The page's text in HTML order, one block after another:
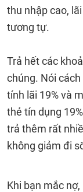
thu nhập cao,
tương tự.
Trả hết các
chúng. Nói
tính lãi 19% và
thẻ tín dụng
trả thêm rất
không giảm đi
Khi bạn mắc